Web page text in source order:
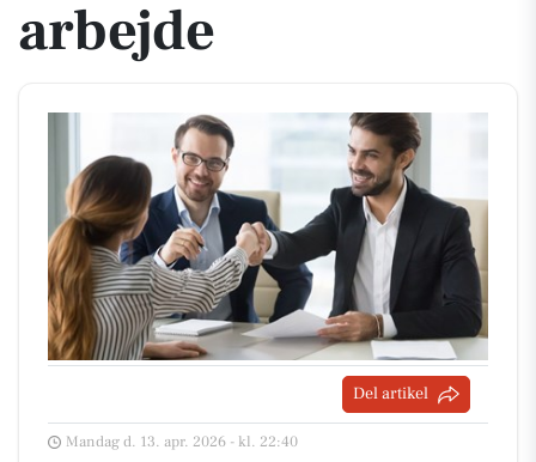
arbejde
Del artikel
Mandag d. 13. apr. 2026 - kl. 22:40